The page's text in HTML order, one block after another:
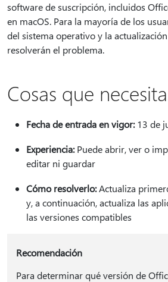
software de suscripción, incluidos
en macOS. Para la mayoría de los
del sistema operativo y la
resolverán el problema.
Cosas que
Fecha de entrada en vigor:13 de
Experiencia:Puede abrir, ver o
editar ni guardar
Cómo resolverlo:Actualiza
y, a continuación, actualiza las
las versiones compatibles
Recomendación
Para determinar qué versión de